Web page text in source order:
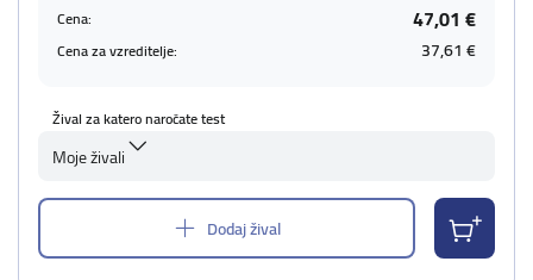
Cena: 47,01 €
Cena za vzreditelje: 37,61 €
Žival za katero naročate test
Moje živali
Dodaj žival